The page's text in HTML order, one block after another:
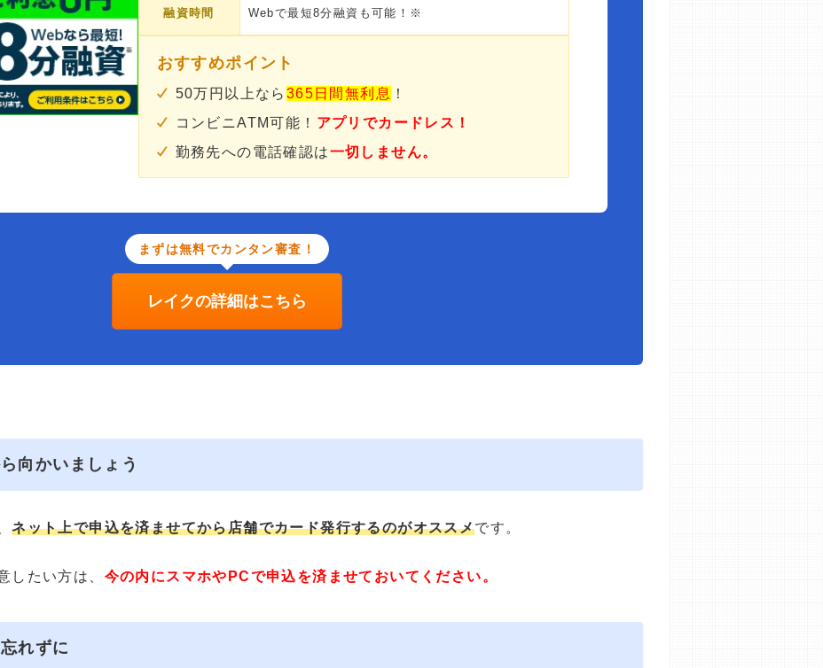
融資時間 Webで最短8分融資も可能！※
おすすめポイント
50万円以上なら 365日間無利息 ！
コンビニATM可能！ アプリでカードレス！
勤務先への電話確認は一切しません。
まずは無料でカンタン審査！
レイクの詳細はこちら
向かいましょう
ネット上で申込を済ませてから店舗でカード発行するのがオススメです。
したい方は、 今の内にスマホやPCで申込を済ませておいてください。
れずに